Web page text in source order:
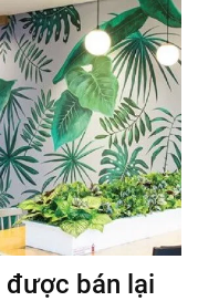
được bán lại